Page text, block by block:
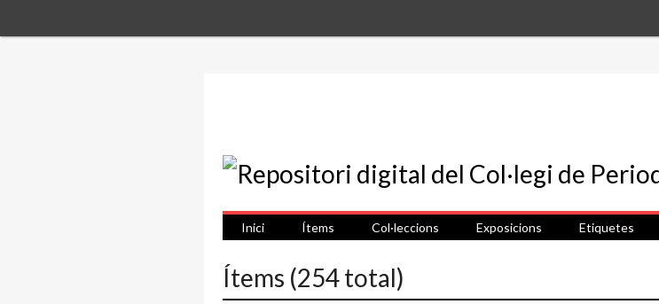
Inici Ítems Col·leccions Exposicions Etiquetes
Ítems (254 total)